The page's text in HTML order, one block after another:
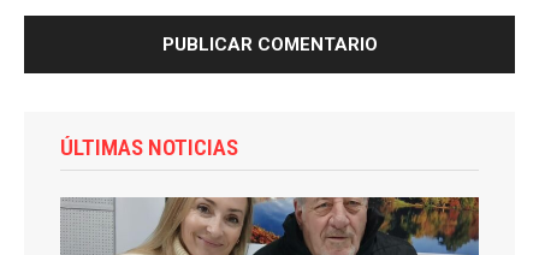
ÚLTIMAS NOTICIAS